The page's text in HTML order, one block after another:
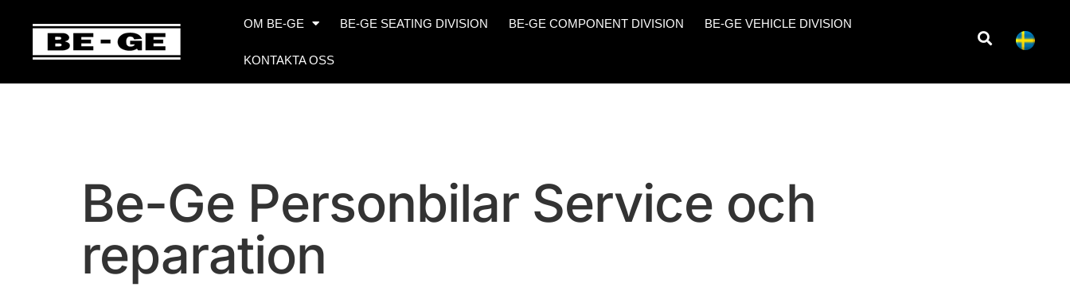
OM BE-GE BE-GE SEATING DIVISION BE-GE COMPONENT DIVISION BE-GE VEHICLE DIVISION
KONTAKTA OSS
Be-Ge Personbilar Service och
reparation